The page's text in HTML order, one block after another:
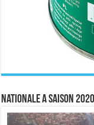
Nationale A saison